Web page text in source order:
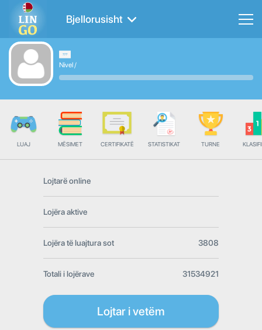
Bjellorusisht
Nivel/
LUAJ MËSIMET CERTIFIKATË STATISTIKAT TURNE
Lojtarë online
Lojëra aktive
Lojëra të luajtura sot 3808
Totali i lojërave 31534921
Lojtar i vetëm